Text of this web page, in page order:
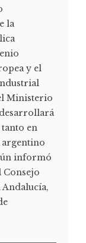
la
y el
Ministerio
en
argentino
informó
Consejo